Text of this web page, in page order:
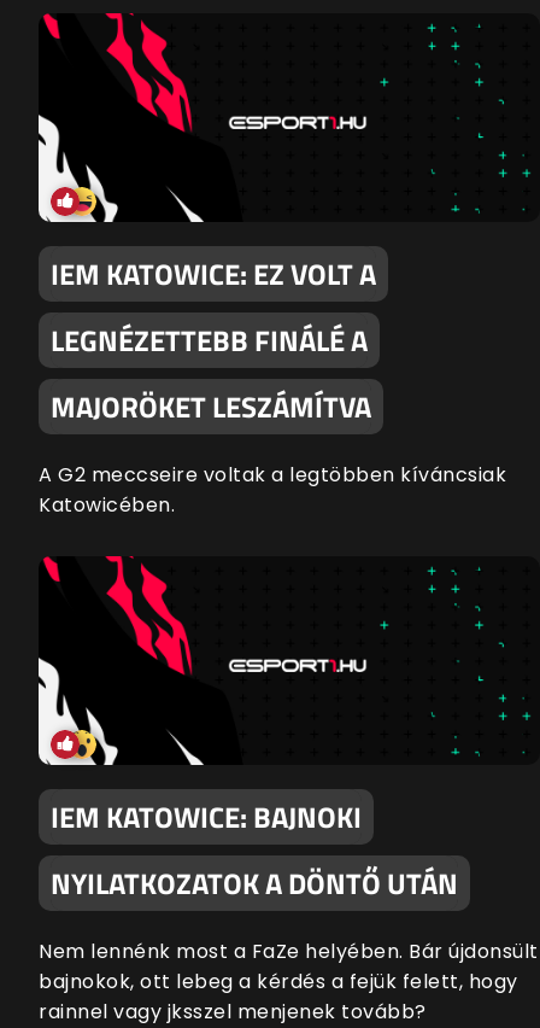
IEM KATOWICE: EZ VOLT A
LEGNÉZETTEBB FINÁLÉ A
MAJORÖKET LESZÁMÍTVA
A G2 meccseire voltak a legtöbben kíváncsiak
Katowicében.
IEM KATOWICE: BAJNOKI
NYILATKOZATOK A DÖNTŐ UTÁN
Nem lennénk most a FaZe helyében. Bár újdonsült
bajnokok, ott lebeg a kérdés a fejük felett, hogy
rainnel vagy jksszel menjenek tovább?